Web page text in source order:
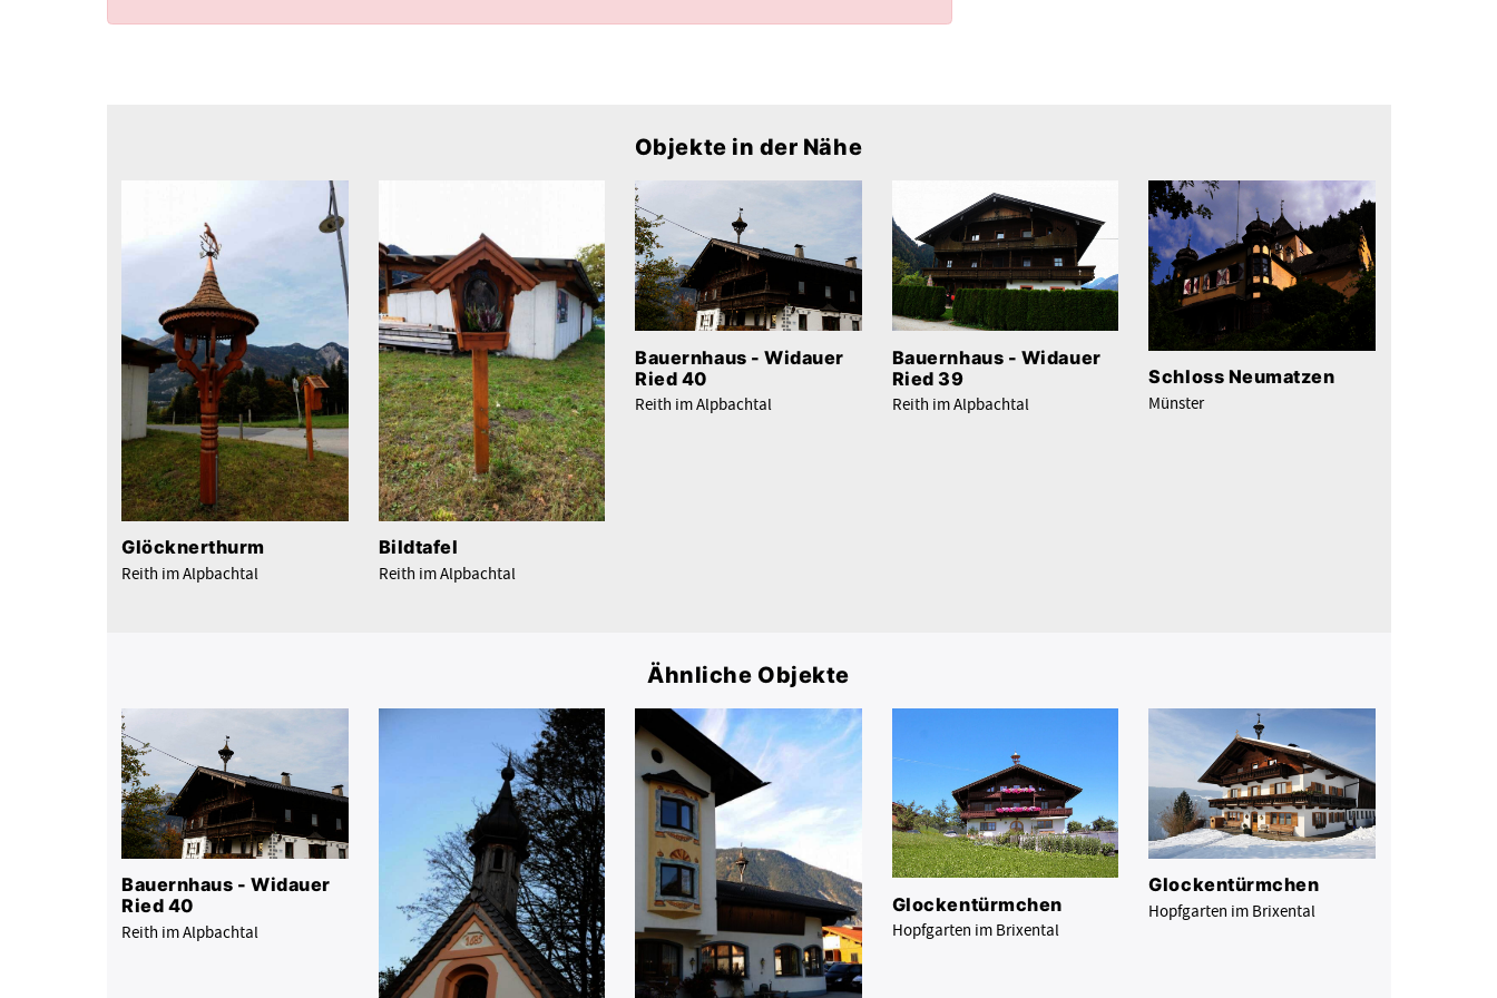
Objekte in der Nähe
Glöcknerthurm
Reith im Alpbachtal
Bildtafel
Reith im Alpbachtal
Bauernhaus - Widauer
Ried 40
Reith im Alpbachtal
Bauernhaus - Widauer
Ried 39
Reith im Alpbachtal
Schloss Neumatzen
Münster
Ähnliche Objekte
Bauernhaus - Widauer
Ried 40
Reith im Alpbachtal
Glockentürmchen
Hopfgarten im Brixental
Glockentürmchen
Hopfgarten im Brixental